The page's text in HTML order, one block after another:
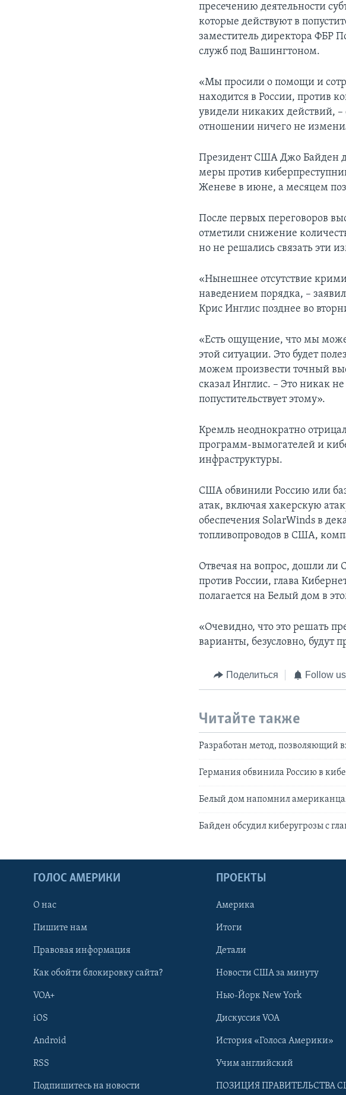
Learning English
пресечению деятельности
которые действуют в
заместитель директора ФБР
служб под Вашингтоном.
«Мы просили о помощи и
находится в России, против
увидели никаких действий, –
отношении ничего не
Президент США Джо Байден
меры против
Женеве в июне, а месяцем
После первых переговоров
отметили снижение
но не решались связать эти
«Нынешнее отсутствие
наведением порядка, –
Крис Инглис позднее во
«Есть ощущение, что мы
этой ситуации. Это будет
можем произвести точный
сказал Инглис. – Это никак не
попустительствует этому».
Кремль неоднократно
программ-вымогателей и
инфраструктуры.
США обвинили Россию или
атак, включая хакерскую
обеспечения SolarWinds в
топливопроводов в США,
Отвечая на вопрос, дошли ли
против России, глава
полагается на Белый дом в
«Очевидно, что это решать
варианты, безусловно, будут
Поделиться Follow us
Читайте также
Разработан метод, позволяющий
Германия обвинила Россию в
Белый дом напомнил
Байден обсудил киберугрозы с
ГОЛОС АМЕРИКИ
О нас
Пишите нам
Правовая информация
Как обойти блокировку сайта?
VOA+
iOS
Android
RSS
Подпишитесь на новости
ПРОЕКТЫ
Америка
Итоги
Детали
Новости США за минуту
Нью-Йорк New York
Дискуссия VOA
История «Голоса Америки»
Учим английский
ПОЗИЦИЯ ПРАВИТЕЛЬСТВА